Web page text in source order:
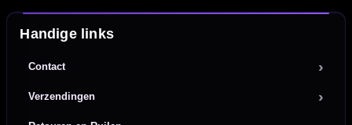
Handige links
Contact
Verzendingen